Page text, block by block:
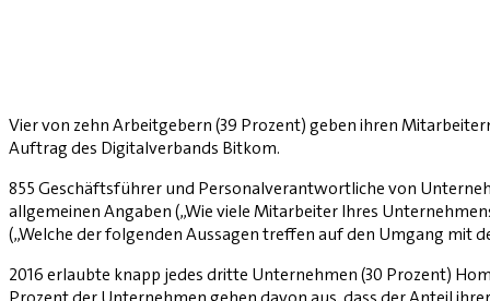
Vier von zehn Arbeitgebern (39 Prozent) geben ihren
Auftrag des Digitalverbands Bitkom.
855 Geschäftsführer und Personalverantwortliche von
allgemeinen Angaben („Wie viele Mitarbeiter Ihres
(„Welche der folgenden Aussagen treffen auf den Umgang mit
2016 erlaubte knapp jedes dritte Unternehmen (30 Prozent)